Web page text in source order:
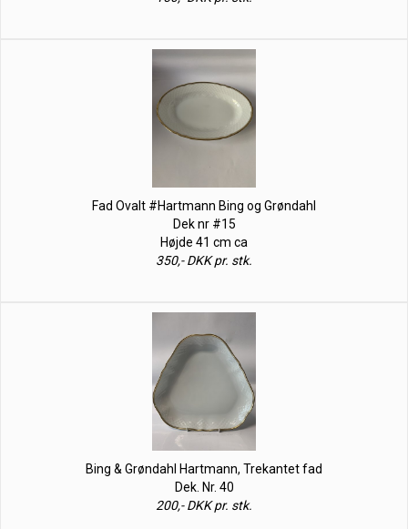
Fad Ovalt #Hartmann Bing og Grøndahl
Dek nr #15
Højde 41 cm ca
350,- DKK pr. stk.
Bing & Grøndahl Hartmann, Trekantet fad
Dek. Nr. 40
200,- DKK pr. stk.